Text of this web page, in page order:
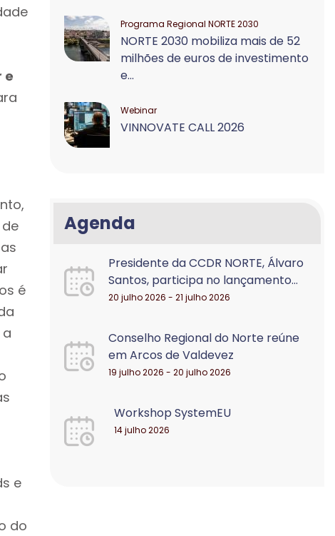
e
é
e
do
Programa Regional NORTE 2030
NORTE 2030 mobiliza mais de 52
milhões de euros de investimento
e...
Webinar
VINNOVATE CALL 2026
Agenda
Presidente da CCDR NORTE, Álvaro
Santos, participa no lançamento...
20 julho 2026 - 21 julho 2026
Conselho Regional do Norte reúne
em Arcos de Valdevez
19 julho 2026 - 20 julho 2026
Workshop SystemEU
14 julho 2026